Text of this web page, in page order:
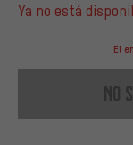
ya no está
El
no